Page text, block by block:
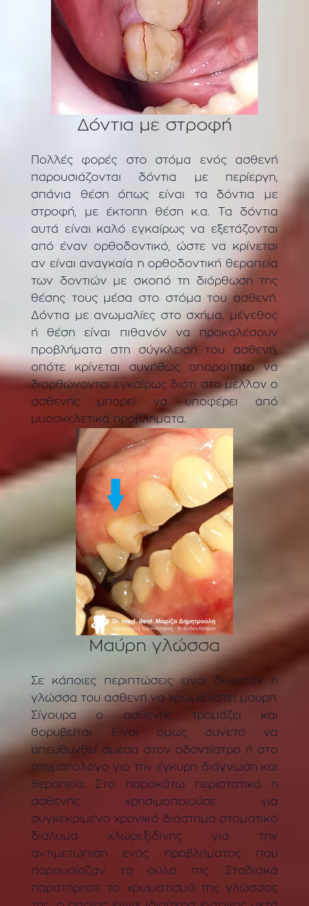
Δόντια με στροφή
Πολλές φορές στο στόμα ενός ασθενή
παρουσιάζονται δόντια με περίεργη,
σπάνια θέση όπως είναι τα δόντια με
στροφή, με έκτοπη θέση κ.α. Τα δόντια
αυτά είναι καλό εγκαίρως να εξετάζονται
από έναν ορθοδοντικό, ώστε να κρίνεται
αν είναι αναγκαία η ορθοδοντική θεραπεία
των δοντιών με σκοπό τη διόρθωση της
θέσης τους μέσα στο στόμα του ασθενή.
Δόντια με ανωμαλίες στο σχήμα, μέγεθος
ή θέση είναι πιθανόν να προκαλέσουν
προβλήματα στη σύγκλειση του ασθενή,
οπότε κρίνεται συνήθως απαραίτητο να
διορθώνονται εγκαίρως διότι στο μέλλον ο
ασθενής μπορεί να υποφέρει από
μυοσκελετικά προβλήματα.
Μαύρη γλώσσα
Σε κάποιες περιπτώσεις είναι δυνατόν η
γλώσσα του ασθενή να χρωματιστεί μαύρη.
Σίγουρα ο ασθενής τρομάζει και
θορυβείται. Είναι όμως συνετό να
απευθυνθεί άμεσα στον οδοντίατρο ή στο
στοματολόγο για την έγκυρη διάγνωση και
θεραπεία. Στο παρακάτω περιστατικό η
ασθενής χρησιμοποιούσε για
συγκεκριμένο χρονικό διάστημα στοματικό
διάλυμα χλωρεξιδίνης για την
αντιμετώπιση ενός προβλήματος που
παρουσίαζαν τα ούλα της. Σταδιακά
παρατήρησε το χρωματισμό της γλώσσας